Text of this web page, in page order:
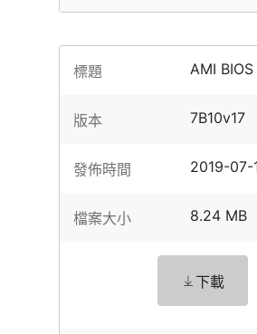
標題 AMI BIOS
版本 7B10v17
發佈時間 2019-07-
檔案大小 8.24 MB
下載